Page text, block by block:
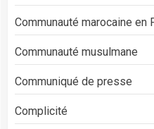
Communauté marocaine en
Communauté musulmane
Communiqué de presse
Complicité